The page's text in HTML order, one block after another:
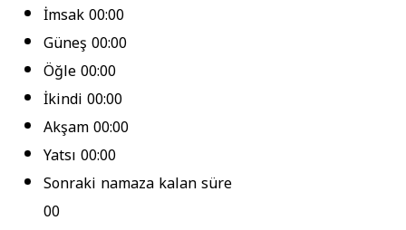
İmsak00:00
Güneş00:00
Öğle00:00
İkindi00:00
Akşam00:00
Yatsı00:00
Sonraki namaza kalan süre
00